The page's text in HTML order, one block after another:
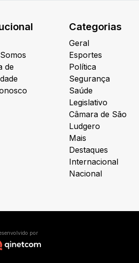
de
Categorias
Geral
Esportes
Política
Segurança
Saúde
Legislativo
Câmara de São
Ludgero
Mais
Destaques
Internacional
Nacional
por